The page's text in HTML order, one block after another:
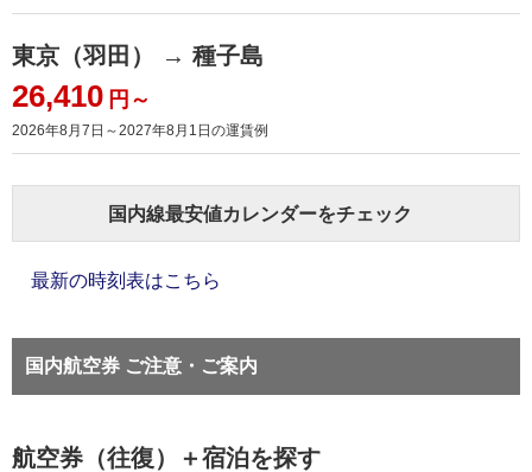
東京（羽田） → 種子島
26,410 円～
2026年8月7日～2027年8月1日 の運賃例
国内線最安値カレンダーをチェック
最新の時刻表はこちら
国内航空券 ご注意・ご案内
航空券（往復）＋宿泊を探す